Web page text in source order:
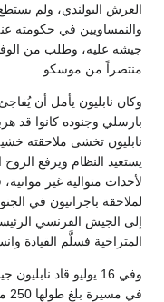
العرش البولندي، ولم
والنمساويين في حكومته
جيشه عليه، وطلب من
منتصراً من موسكو.
وكان نابليون يأمل أن
بارسلي وجنوده كانوا قد
نابليون تخشى ملاحقته
يستعيد النظام ويرفع الروح
لأحداث متوالية غير
لملاحقة باجراتيون في
إلى الجيش الفرنسي
المتراخية فسلَّم القيادة
وفي 16 يوليو قاد